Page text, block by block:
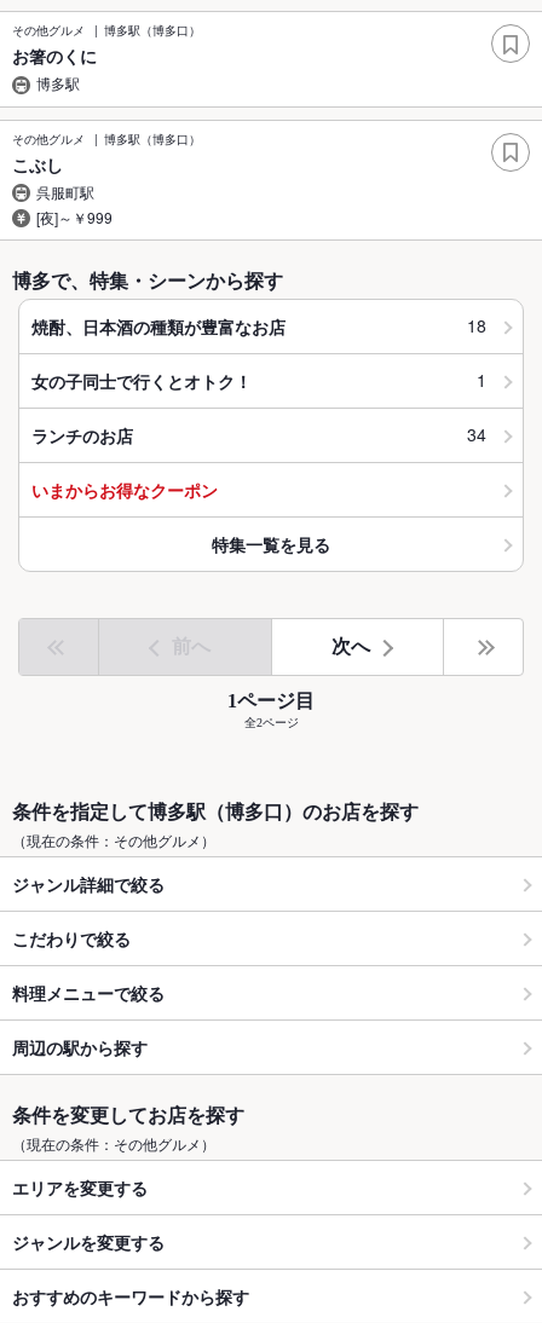
その他グルメ 博多駅（博多口）
お箸のくに
博多駅
その他グルメ 博多駅（博多口）
こぶし
呉服町駅
[夜]～￥999
博多で、特集・シーンから探す
焼酎、日本酒の種類が豊富なお店 18
女の子同士で行くとオトク！ 1
ランチのお店 34
いまからお得なクーポン
特集一覧を見る
前へ 次へ
1ページ目
全2ページ
条件を指定して博多駅（博多口）のお店を探す
（現在の条件：その他グルメ）
ジャンル詳細で絞る
こだわりで絞る
料理メニューで絞る
周辺の駅から探す
条件を変更してお店を探す
（現在の条件：その他グルメ）
エリアを変更する
ジャンルを変更する
おすすめのキーワードから探す